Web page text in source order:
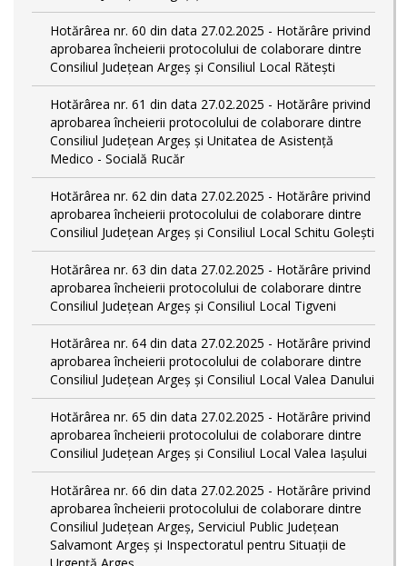
Hotărârea nr. 60 din data 27.02.2025 - Hotărâre privind
aprobarea încheierii protocolului de colaborare dintre
Consiliul Județean Argeș și Consiliul Local Rătești
Hotărârea nr. 61 din data 27.02.2025 - Hotărâre privind
aprobarea încheierii protocolului de colaborare dintre
Consiliul Județean Argeș și Unitatea de Asistență
Medico - Socială Rucăr
Hotărârea nr. 62 din data 27.02.2025 - Hotărâre privind
aprobarea încheierii protocolului de colaborare dintre
Consiliul Județean Argeș și Consiliul Local Schitu Golești
Hotărârea nr. 63 din data 27.02.2025 - Hotărâre privind
aprobarea încheierii protocolului de colaborare dintre
Consiliul Județean Argeș și Consiliul Local Tigveni
Hotărârea nr. 64 din data 27.02.2025 - Hotărâre privind
aprobarea încheierii protocolului de colaborare dintre
Consiliul Județean Argeș și Consiliul Local Valea Danului
Hotărârea nr. 65 din data 27.02.2025 - Hotărâre privind
aprobarea încheierii protocolului de colaborare dintre
Consiliul Județean Argeș și Consiliul Local Valea Iașului
Hotărârea nr. 66 din data 27.02.2025 - Hotărâre privind
aprobarea încheierii protocolului de colaborare dintre
Consiliul Județean Argeș, Serviciul Public Județean
Salvamont Argeș și Inspectoratul pentru Situații de